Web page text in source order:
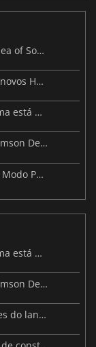
Hollow Knight: Silksong prepara-se para Sea of Sorrow com um patch
A Invasão dos Illuminados: Conquistar os novos Helldivers 2 Atualização!
GTA VI: Para além dos atrasos, a obra-prima está quase a chegar
Pearl Abyss revela imagens de jogo de Crimson Desert para a PS5
A atualização da Nintendo Switch 2 traz o Modo Portátil aos jogos mais antigos da Switch
GTA VI: Para além dos atrasos, a obra-prima está quase a chegar
Pearl Abyss revela imagens de jogo de Crimson Desert para a PS5
A controvérsia atinge Crimson Desert antes do lançamento